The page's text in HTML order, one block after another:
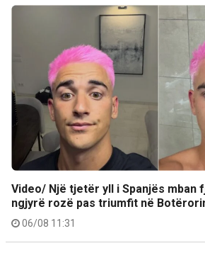
Video/ Një tjetër yll i Spanjës mban
ngjyrë rozë pas triumfit në
06/08 11:31